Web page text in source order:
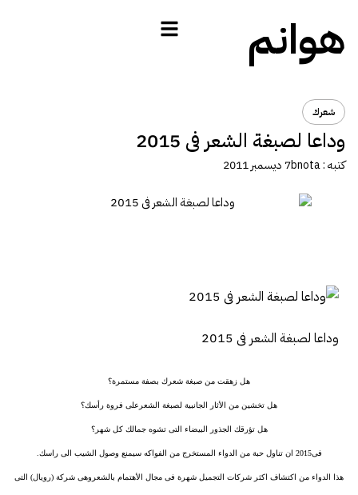
هوانم
شعرك
وداعا لصبغة الشعر فى 2015
كتبه :bnota7 ديسمبر 2011
وداعا لصبغة الشعر فى 2015
هل زهقت من صبغة شعرك بصفة مستمرة؟
هل تخشين من الأثار الجانبية لصبغة الشعرعلى فروة رأسك؟
هل تؤرقك الجذور البيضاء التى تشوه جمالك كل شهر؟
فى2015 ان تناول حبة من الدواء المستخرج من الفواكه سيمنع وصول الشيب الى راسك.
هذا الدواء من اكتشاف اكثر شركات التجميل شهرة فى مجال الأهتمام بالشعروهى شركة (رويال) التى